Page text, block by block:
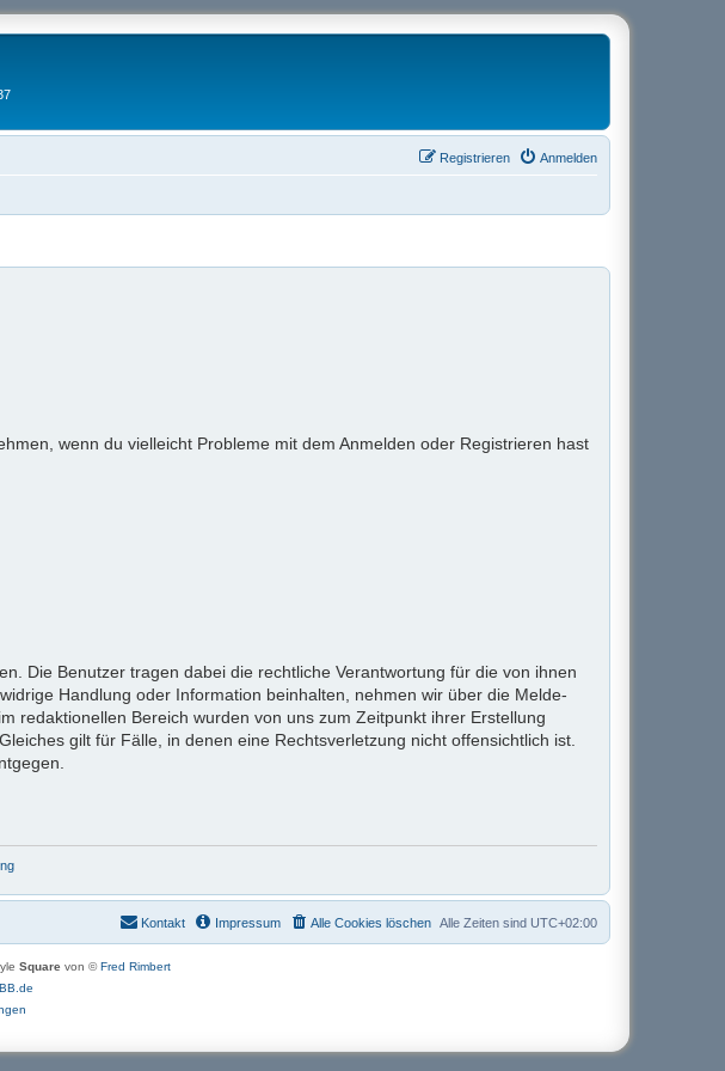
Anmelden
Registrieren
wenn du vielleicht Probleme mit dem Anmelden oder Registrieren hast
Die Benutzer tragen dabei die rechtliche Verantwortung für die von ihnen
Handlung oder Information beinhalten, nehmen wir über die Melde-
redaktionellen Bereich wurden von uns zum Zeitpunkt ihrer Erstellung
gilt für Fälle, in denen eine Rechtsverletzung nicht offensichtlich ist.
Alle Zeiten sind UTC+02:00
Alle Cookies löschen
Impressum
Kontakt
Square von ©Fred Rimbert